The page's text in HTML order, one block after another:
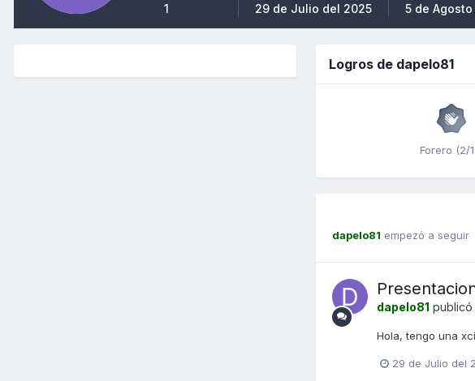
1 29 de Julio del 2025 5 de
Logros de dapelo81
Forero (2/
dapelo81 empezó a seguir
dapelo81 publicó
Hola, tengo una
29 de Julio del